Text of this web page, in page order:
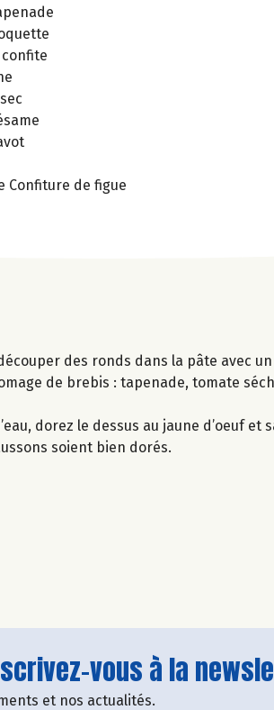
confite
Confiture de figue
des ronds dans la pâte avec
de brebis : tapenade, tomate
dorez le dessus au jaune d’oeuf et
soient bien dorés.
vous à la
et nos actualités.